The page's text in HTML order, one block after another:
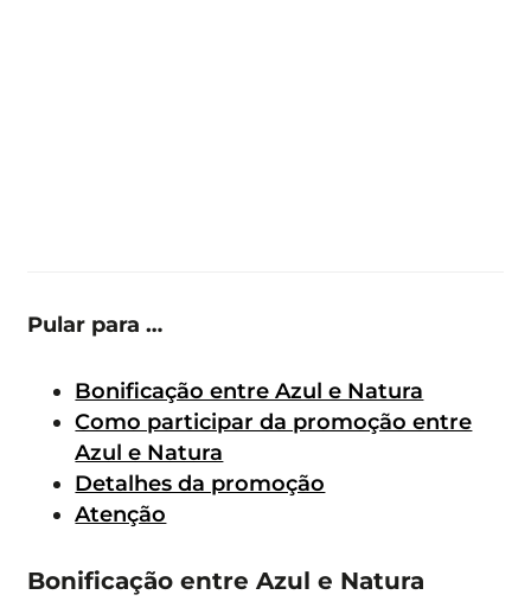
Pular para …
Bonificação entre Azul e Natura
Como participar da promoção entre
Azul e Natura
Detalhes da promoção
Atenção
Bonificação entre Azul e Natura